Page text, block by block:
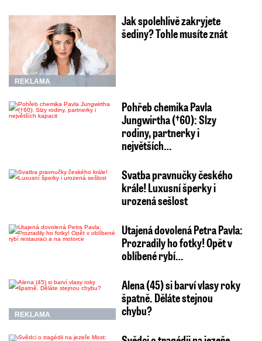
REKLAMA
Jak spolehlivě zakryjete
šediny? Tohle musíte znát
Pohřeb chemika Pavla
Jungwirtha (†60): Slzy
rodiny, partnerky i
největších…
Svatba pravnučky českého
krále! Luxusní šperky i
urozená sešlost
Utajená dovolená Petra Pavla:
Prozradily ho fotky! Opět v
oblíbené rybí…
REKLAMA
Alena (45) si barví vlasy roky
špatně. Děláte stejnou
chybu?